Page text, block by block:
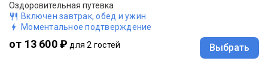
Оздоровительная путевка
Включен завтрак, обед и ужин
Моментальное подтверждение
от 13 600 ₽ для 2 гостей Выбрать